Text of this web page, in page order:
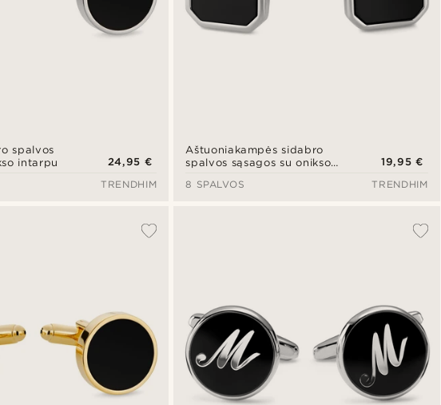
spalvos
intarpu
24,95 €
TRENDHIM
Aštuoniakampės sidabro
spalvos sąsagos su onikso
19,95 €
8 SPALVOS
TRENDHIM